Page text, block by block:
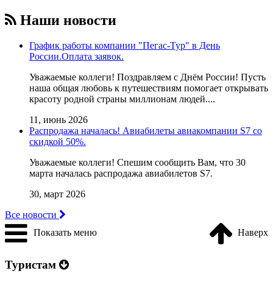
Наши новости
График работы компании "Пегас-Тур" в День
России.Оплата заявок.
Уважаемые коллеги! Поздравляем с Днём России! Пусть
наша общая любовь к путешествиям помогает открывать
красоту родной страны миллионам людей....
11, июнь 2026
Распродажа началась! Авиабилеты авиакомпании S7 со
скидкой 50%.
Уважаемые коллеги! Cпешим сообщить Вам, что 30
марта началась распродажа авиабилетов S7.
30, март 2026
Все новости
Показать меню
Наверх
Туристам